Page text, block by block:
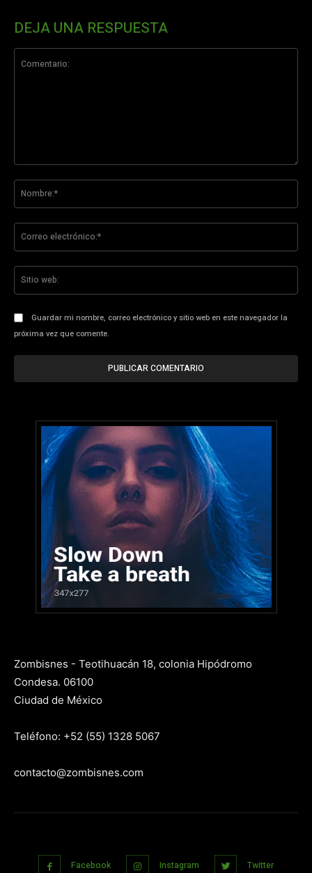
DEJA UNA RESPUESTA
Guardar mi nombre, correo electrónico y sitio web en este navegador la
próxima vez que comente.
Zombisnes - Teotihuacán 18, colonia Hipódromo
Condesa. 06100
Ciudad de México
Teléfono: +52 (55) 1328 5067
contacto@zombisnes.com
Facebook Instagram Twitter